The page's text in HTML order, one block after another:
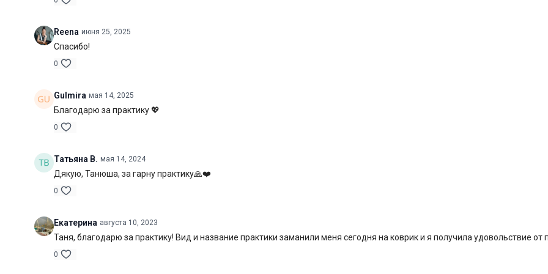
Reena июня 25, 2025
Спасибо!
0
Gulmira мая 14, 2025
Благодарю за практику 💖
0
Татьяна В. мая 14, 2024
Дякую, Танюша, за гарну практику🙏❤️
0
Екатерина августа 10, 2023
Таня, благодарю за практику! Вид и название практики заманили меня сегодня на коврик и я получила удовольствие от
0